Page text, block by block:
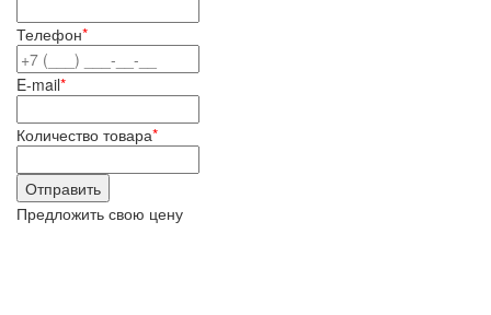
Телефон*
E-mail*
Количество товара*
Предложить свою цену